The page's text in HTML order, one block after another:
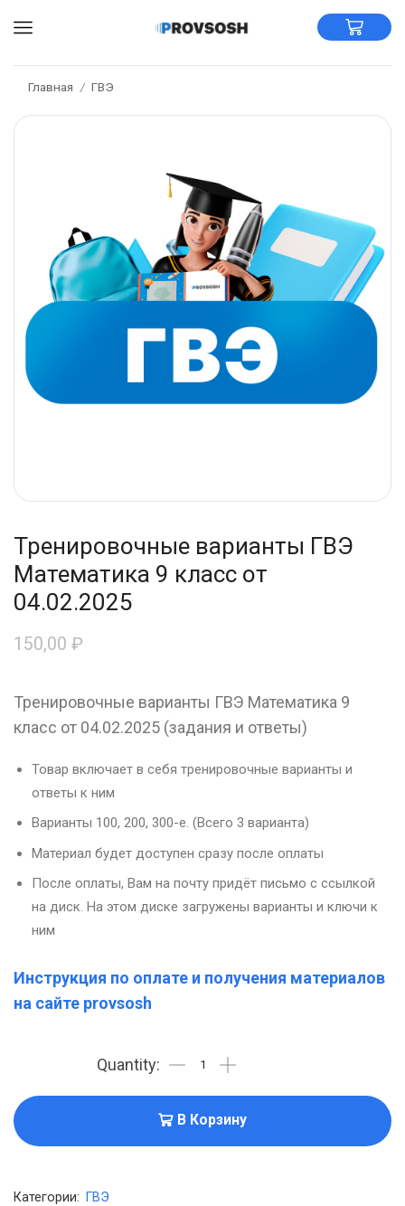
Главная / ГВЭ
Тренировочные варианты ГВЭ
Математика 9 класс от
04.02.2025
150,00 ₽
Тренировочные варианты ГВЭ Математика 9
класс от 04.02.2025 (задания и ответы)
Товар включает в себя тренировочные варианты и
ответы к ним
Варианты 100, 200, 300-е. (Всего 3 варианта)
Материал будет доступен сразу после оплаты
После оплаты, Вам на почту придёт письмо с ссылкой
на диск. На этом диске загружены варианты и ключи к
ним
Инструкция по оплате и получения материалов
на сайте provsosh
В Корзину
Категории: ГВЭ